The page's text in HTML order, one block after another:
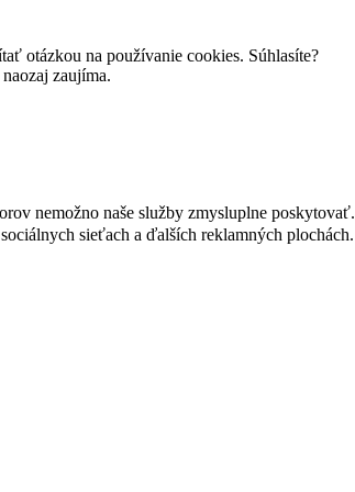
otázkou na používanie cookies. Súhlasíte?
zaujíma.
nemožno naše služby zmysluplne poskytovať.
sieťach a ďalších reklamných plochách.